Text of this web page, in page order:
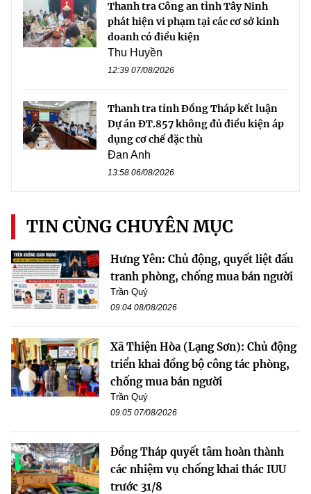
Thanh tra Công an tỉnh Tây Ninh
phát hiện vi phạm tại các cơ sở kinh
doanh có điều kiện
Thu Huyền
12:39 07/08/2026
Thanh tra tỉnh Đồng Tháp kết luận
Dự án ĐT.857 không đủ điều kiện áp
dụng cơ chế đặc thù
Đan Anh
13:58 06/08/2026
TIN CÙNG CHUYÊN MỤC
Hưng Yên: Chủ động, quyết liệt đấu
tranh phòng, chống mua bán người
Trần Quý
09:04 08/08/2026
Xã Thiện Hòa (Lạng Sơn): Chủ động
triển khai đồng bộ công tác phòng,
chống mua bán người
Trần Quý
09:05 07/08/2026
Đồng Tháp quyết tâm hoàn thành
các nhiệm vụ chống khai thác IUU
trước 31/8